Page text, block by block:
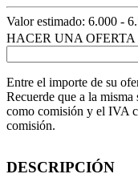
Valor estimado: 6.000 -
HACER UNA OFERTA
Entre el importe de su
Recuerde que a la
como comisión y el IVA
comisión.
DESCRIPCIÓN